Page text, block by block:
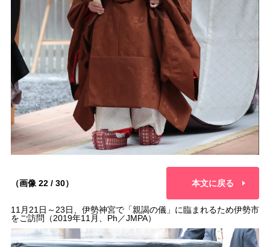
（画像 22 / 30） 本文に戻る
11月21日～23日、伊勢神宮で「親謁の儀」に臨まれるため伊勢市
をご訪問（2019年11月、Ph／JMPA）